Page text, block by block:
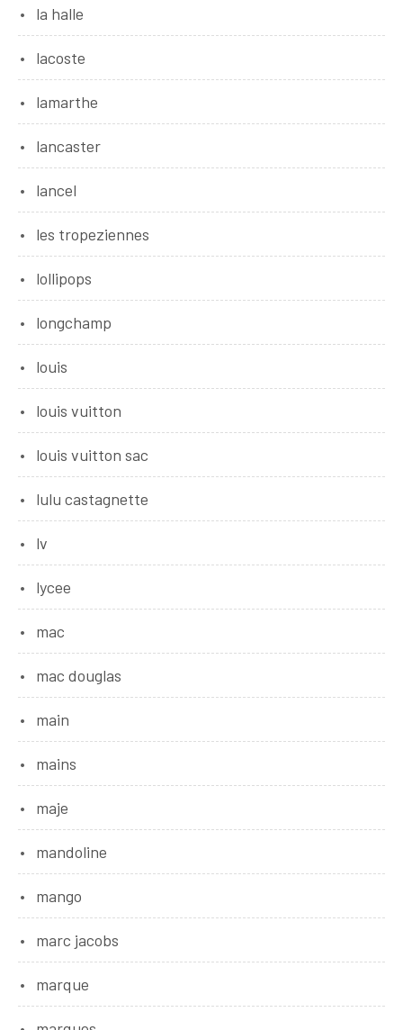
la halle
lacoste
lamarthe
lancaster
lancel
les tropeziennes
lollipops
longchamp
louis
louis vuitton
louis vuitton sac
lulu castagnette
lv
lycee
mac
mac douglas
main
mains
maje
mandoline
mango
marc jacobs
marque